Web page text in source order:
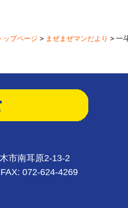
ップページ > まぜまぜマンだより > 一
市南耳原2-13-2
072-624-4269